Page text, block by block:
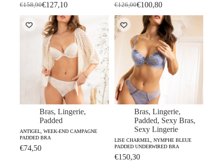
€158,90Original
price
was:
€158,90.
€127,10
Current
price
is:
€127,10.
€126,00Original
price
was:
€126,00.
€100,80
Current
price
is:
€100,80.
Bras, Lingerie,
Padded
ANTIGEL, WEEK-END CAMPAGNE
PADDED BRA
€74,50
Bras, Lingerie,
Padded, Sexy Bras,
Sexy Lingerie
LISE CHARMEL, NYMPHE BLEUE
PADDED UNDERWIRED BRA
€150,30